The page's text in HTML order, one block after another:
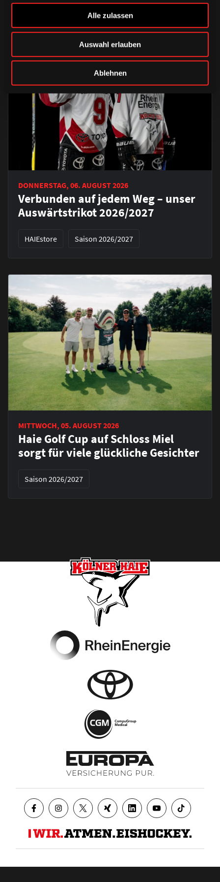
Alle zulassen
Auswahl erlauben
Ablehnen
DONNERSTAG, 06. AUGUST 2026
Verbunden auf jedem Weg – unser
Auswärtstrikot 2026/2027
HAIEstore Saison 2026/2027
MITTWOCH, 05. AUGUST 2026
Haie Golf Cup auf Schloss Miel
sorgt für viele glückliche Gesichter
Saison 2026/2027
Datenschutz AGB Impressum Kontakt Presse